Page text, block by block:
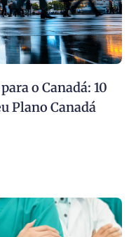
o Canadá: 10
Plano Canadá